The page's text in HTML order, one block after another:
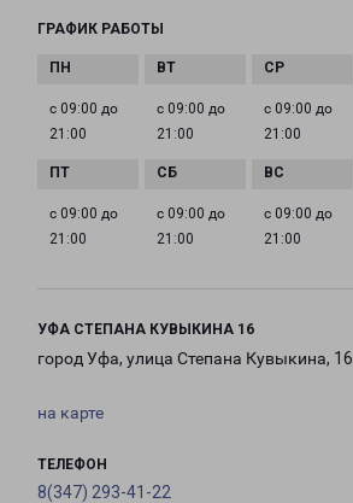
ГРАФИК РАБОТЫ
с 09:00 до
21:00
с 09:00 до
21:00
с 09:00 до
21:00
с 09:00 до
21:00
с 09:00 до
21:00
с 09:00 до
21:00
УФА СТЕПАНА КУВЫКИНА 16
город Уфа, улица Степана Кувыкина, 16
на карте
ТЕЛЕФОН
8(347) 293-41-22